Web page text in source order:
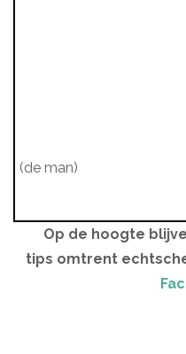
(de man)
Op de hoogte
tips omtrent